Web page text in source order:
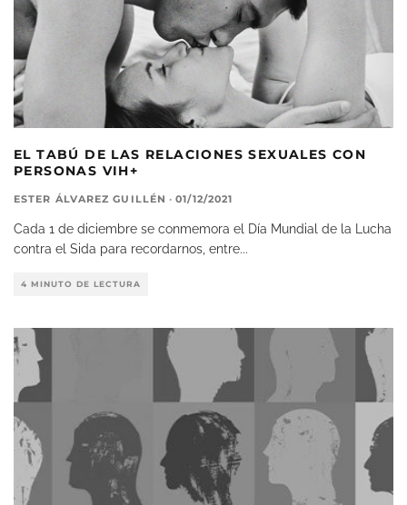
EL TABÚ DE LAS RELACIONES SEXUALES CON
PERSONAS VIH+
ESTER ÁLVAREZ GUILLÉN · 01/12/2021
Cada 1 de diciembre se conmemora el Día Mundial de la Lucha
contra el Sida para recordarnos, entre...
4 MINUTO DE LECTURA